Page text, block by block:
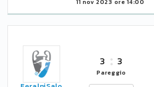
11 nov 2023 ore 14:00
3 3
Pareggio